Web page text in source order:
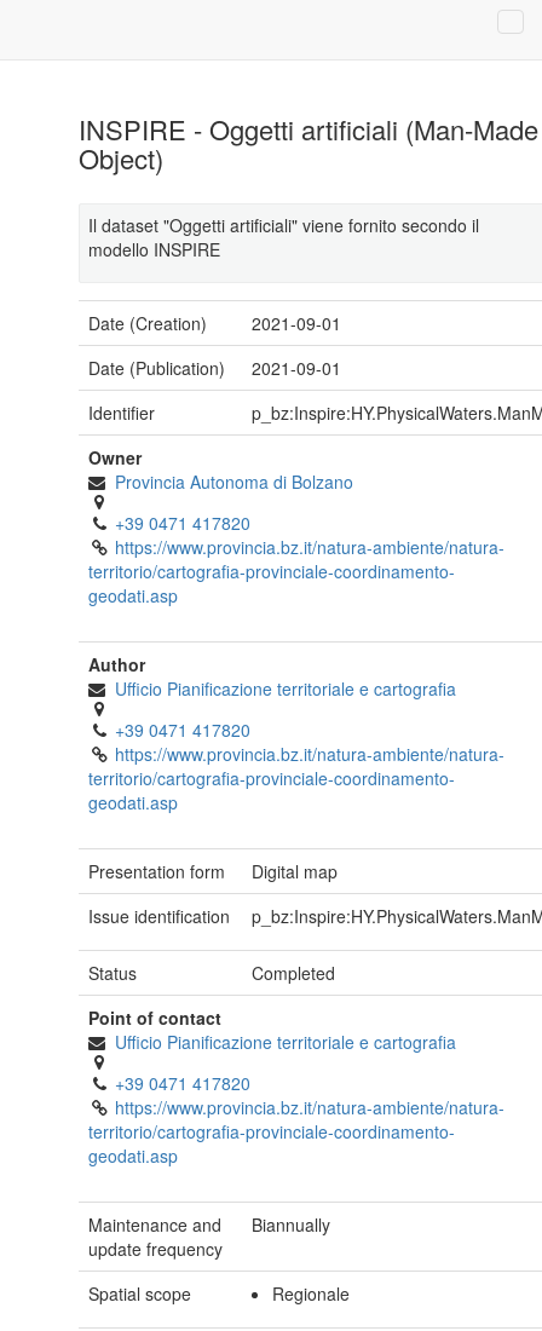
INSPIRE - Oggetti artificiali (Man-Made
Object)
Il dataset "Oggetti artificiali" viene fornito secondo il
modello INSPIRE
Date (Creation)
2021-09-01
Date (Publication)
2021-09-01
Identifier
Owner
Provincia Autonoma di Bolzano
+39 0471 417820
https://www.provincia.bz.it/natura-ambiente/natura-
territorio/cartografia-provinciale-coordinamento-
geodati.asp
Author
Ufficio Pianificazione territoriale e cartografia
+39 0471 417820
https://www.provincia.bz.it/natura-ambiente/natura-
territorio/cartografia-provinciale-coordinamento-
geodati.asp
Presentation form
Digital map
Issue identification
Status
Completed
Point of contact
Ufficio Pianificazione territoriale e cartografia
+39 0471 417820
https://www.provincia.bz.it/natura-ambiente/natura-
territorio/cartografia-provinciale-coordinamento-
geodati.asp
Maintenance and
update frequency
Biannually
Spatial scope Regionale